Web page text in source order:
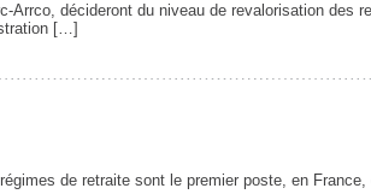
Arrco, décideront du niveau de revalorisation des
[…]
de retraite sont le premier poste, en